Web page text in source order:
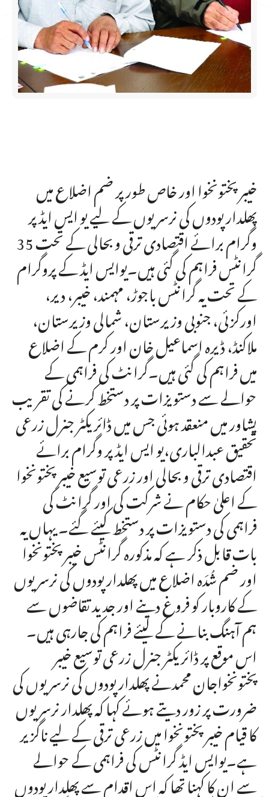
خیبر پختونخوا اور خاص طور پر ضم اضلاع میں
پھلدار پودوں کی نرسریوں کے لیے یو ایس ایڈ پر
وگرام برائے اقتصادی ترقی و بحالی کے تحت 35
گرانٹس فراہم کی گئی ہیں۔یوایس ایڈ کے پروگرام
کے تحت یہ گرانٹس باجوڑ، مہمند، خیبر، دیر،
اورکزئی، جنوبی وزیرستان، شمالی وزیرستان،
ملاکنڈ، ڈیرہ اسماعیل خان اور کرم کے اضلاع
میں فراہم کی گئی ہیں۔گرانٹ کی فراہمی کے
حوالے سے دستویزات پر دستخط کرنے کی تقریب
پشاور میں منعقد ہوئی جس میں ڈائریکٹر جنرل زرعی
تحقیق عبدالباری،یو ایس ایڈ پر وگرام برائے
اقتصادی ترقی و بحالی اور زرعی توسیع خیبر پختونخوا
کے اعلیٰ حکام نے شرکت کی اور گرانٹ کی
فراہمی کی دستویزات پر دستخط کیئے گئے۔ یہاں یہ
بات قابل ذکر ہے کہ مذکورہ گرانٹس خیبر پختونخوا
اور ضم شُدَہ اضلاع میں پھلدار پودوں کی نرسریوں
کے کاروبار کو فروغ دینے اور جدید تقاضوں سے
ہم آہنگ بنانے کے لیئے فراہم کی جارہی ہیں۔
اس موقع پر ڈائریکٹر جنرل زرعی توسیع خیبر
پختونخواجان محمدنے پھلدار پودوں کی نرسریوں کی
ضرورت پر زور دیتے ہوئے کہا کہ پھلدار نرسریوں
کا قیام خیبر پختونخوا میں زرعی ترقی کے لیے ناگزیر
ہے۔یوایس ایڈ گرانٹس کی فراہمی کے حوالے
سے ان کا کہنا تھا کہ اس اقدام سے پھلدار پودوں